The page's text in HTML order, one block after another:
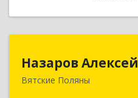
Назаров
Вятские Поляны
Назаров
612964,Кировская